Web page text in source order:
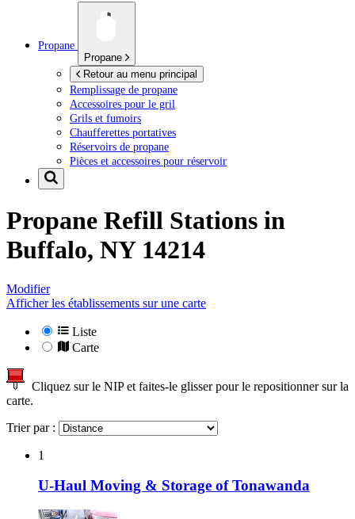
Propane
Propane
Retour au menu principal
Remplissage de propane
Accessoires pour le gril
Grils et fumoirs
Chaufferettes portatives
Réservoirs de propane
Pièces et accessoires pour réservoir
Propane Refill Stations in
Buffalo, NY 14214
Modifier
Afficher les établissements sur une carte
Liste
Carte
Cliquez sur le NIP et faites-le glisser pour le repositionner sur la
carte.
Trier par :
1
U-Haul Moving & Storage of Tonawanda